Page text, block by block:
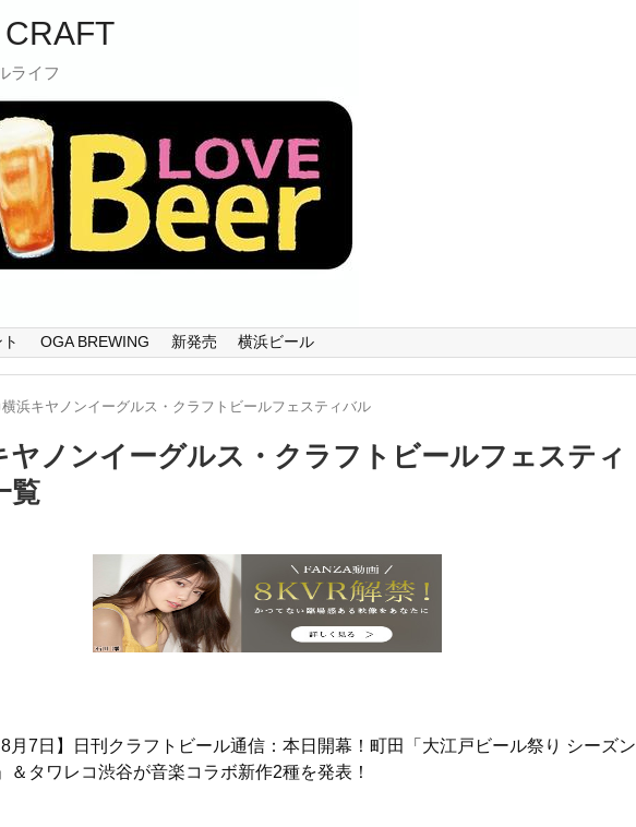
ライフ
OGA BREWING 新発売 横浜ビール
横浜キヤノンイーグルス・クラフトビールフェスティバル
ヤノンイーグルス・クラフトビールフェスティ
覧
8月7日】日刊クラフトビール通信：本日開幕！町田「大江戸ビール祭り シーズン
＆タワレコ渋谷が音楽コラボ新作2種を発表！